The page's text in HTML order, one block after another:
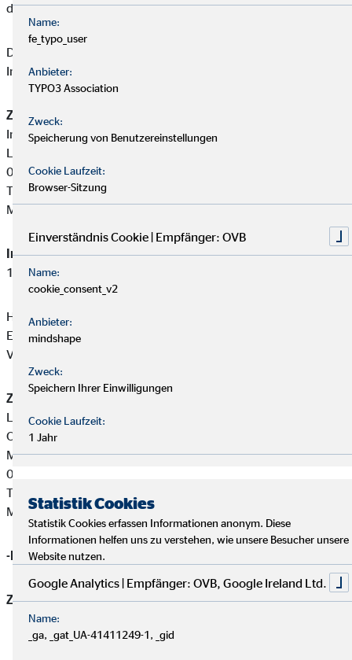
d GewO, §§ 59 - 68 VVG, VersVermV
Diese berufsrechtlichen Regelungen können Sie auf folgender
Internetseite einsehen:
Zuständige Erlaubnisbehörde:
Industrie- und Handelskammer Dresden
Langer Weg 4
01239 Dresden
Tel: +49 351 2802-0
Mail:servic@dresden.ihk.de
Immobiliardarlehensvermittler-Registernummer:D-W-144-
11UL-59
Hermann Maik ist ein Immobiliardarlehensvermittler mit
Erlaubnispflicht nach § 34 i Abs. 1 GewO, eingetragen in das
Vermittlerregister gemäß § 34 i Abs. 8 GewO.
Zuständige Erlaubnisbehörde:
Landratsamt Bautzen Ordnungsamt Allgemeines
Ordnungsrecht
Macherstraße 55
01917 Kamenz
Tel: +49 3591 5251-32100
Mail:ordnungsamt@lra-bautzen.de
-Registernummer:
Zuständige Erlaubnisbehörde:
Name:
fe_typo_user
Anbieter:
TYPO3 Association
Zweck:
Speicherung von Benutzereinstellungen
Cookie Laufzeit:
Browser-Sitzung
Einverständnis Cookie | Empfänger: OVB
Name:
cookie_consent_v2
Anbieter:
mindshape
Zweck:
Speichern Ihrer Einwilligungen
Cookie Laufzeit:
1 Jahr
Statistik Cookies
Statistik Cookies erfassen Informationen anonym. Diese
Informationen helfen uns zu verstehen, wie unsere Besucher unsere
Website nutzen.
Google Analytics | Empfänger: OVB, Google Ireland Ltd.
Name:
_ga, _gat_UA-41411249-1, _gid